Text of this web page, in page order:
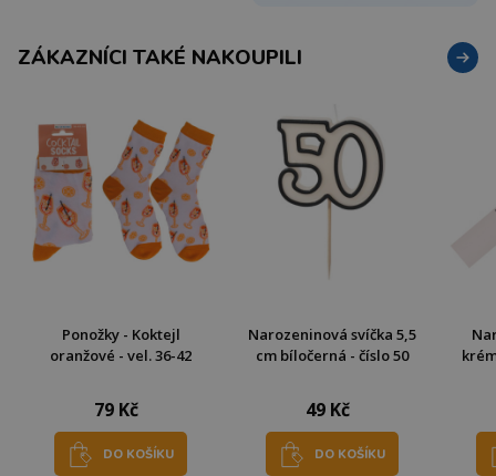
ZÁKAZNÍCI TAKÉ NAKOUPILI
Ponožky - Koktejl
oranžové - vel. 36-42
79 Kč
DO KOŠÍKU
Narozeninová svíčka 5,5
cm bíločerná - číslo 50
49 Kč
DO KOŠÍKU